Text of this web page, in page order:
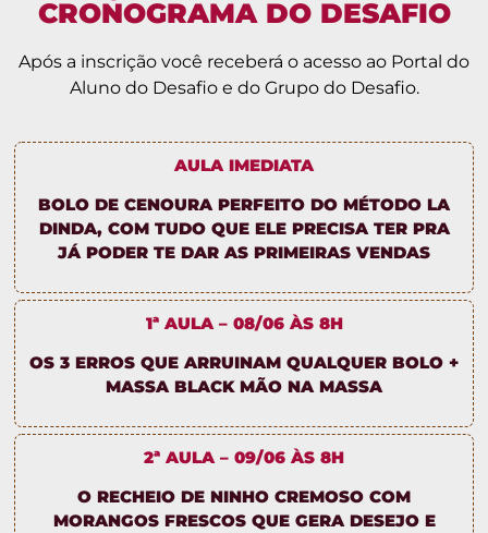
CRONOGRAMA DO DESAFIO
Após a inscrição você receberá o acesso ao Portal do
Aluno do Desafio e do Grupo do Desafio.
AULA IMEDIATA
BOLO DE CENOURA PERFEITO DO MÉTODO LA
DINDA, COM TUDO QUE ELE PRECISA TER PRA
JÁ PODER TE DAR AS PRIMEIRAS VENDAS
1ª AULA – 08/06 ÀS 8H
OS 3 ERROS QUE ARRUINAM QUALQUER BOLO +
MASSA BLACK MÃO NA MASSA
2ª AULA – 09/06 ÀS 8H
O RECHEIO DE NINHO CREMOSO COM
MORANGOS FRESCOS QUE GERA DESEJO E